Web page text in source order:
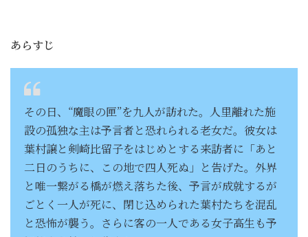
あらすじ
その日、“魔眼の匣”を九人が訪れた。人里離れた施
設の孤独な主は予言者と恐れられる老女だ。彼女は
葉村譲と剣崎比留子をはじめとする来訪者に「あと
二日のうちに、この地で四人死ぬ」と告げた。外界
と唯一繋がる橋が燃え落ちた後、予言が成就するが
ごとく一人が死に、閉じ込められた葉村たちを混乱
と恐怖が襲う。さらに客の一人である女子高生も予